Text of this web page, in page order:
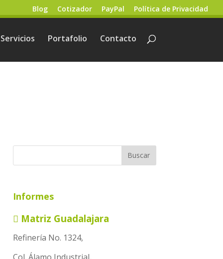
Blog Cotizador PayPal Política de Privacidad
Servicios Portafolio Contacto
Informes
Matriz Guadalajara
Refinería No. 1324,